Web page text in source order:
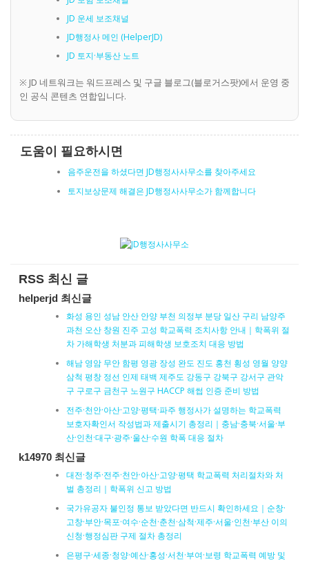
JD 운세 보조채널
JD행정사 메인 (HelperJD)
JD 토지·부동산 노트
※ JD 네트워크는 워드프레스 및 구글 블로그(블로거스팟)에서 운영 중
인 공식 콘텐츠 연합입니다.
도움이 필요하시면
음주운전을 하셨다면 JD행정사사무소를 찾아주세요
토지보상문제 해결은 JD행정사사무소가 함께합니다
RSS 최신 글
helperjd 최신글
화성 용인 성남 안산 안양 부천 의정부 분당 일산 구리 남양주
과천 오산 창원 진주 고성 학교폭력 조치사항 안내｜학폭위 절
차 가해학생 처분과 피해학생 보호조치 대응 방법
해남 영암 무안 함평 영광 장성 완도 진도 홍천 횡성 영월 양양
삼척 평창 정선 인제 태백 제주도 강동구 강북구 강서구 관악
구 구로구 금천구 노원구 HACCP 해썹 인증 준비 방법
전주·천안·아산·고양·평택·파주 행정사가 설명하는 학교폭력
보호자확인서 작성법과 제출시기 총정리｜충남·충북·서울·부
산·인천·대구·광주·울산·수원 학폭 대응 절차
k14970 최신글
대전·청주·전주·천안·아산·고양·평택 학교폭력 처리절차와 처
벌 총정리｜학폭위 신고 방법
국가유공자 불인정 통보 받았다면 반드시 확인하세요｜순창·
고창·부안·목포·여수·순천·춘천·삼척·제주·서울·인천·부산 이의
신청·행정심판 구제 절차 총정리
은평구·세종·청양·예산·홍성·서천·부여·보령 학교폭력 예방 및